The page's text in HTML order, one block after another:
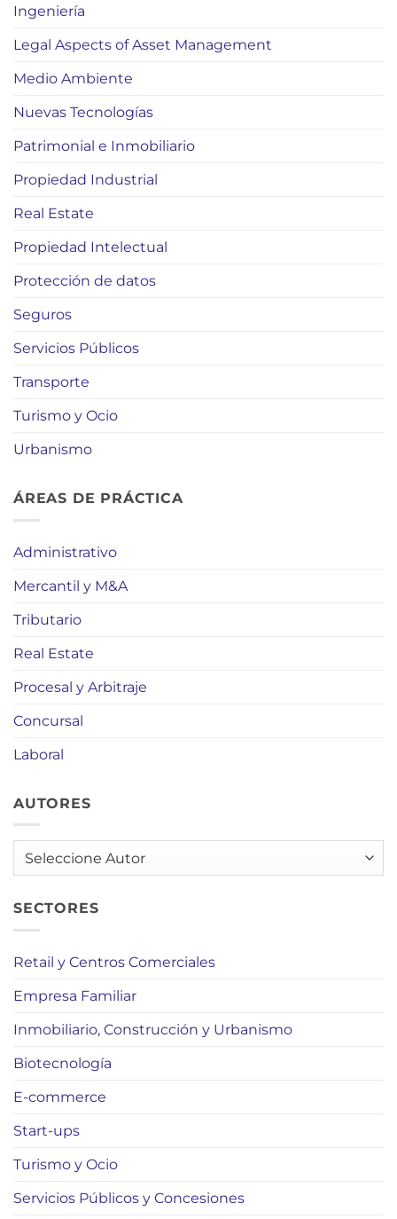
Ingeniería
Legal Aspects of Asset Management
Medio Ambiente
Nuevas Tecnologías
Patrimonial e Inmobiliario
Propiedad Industrial
Real Estate
Propiedad Intelectual
Protección de datos
Seguros
Servicios Públicos
Transporte
Turismo y Ocio
Urbanismo
ÁREAS DE PRÁCTICA
Administrativo
Mercantil y M&A
Tributario
Real Estate
Procesal y Arbitraje
Concursal
Laboral
AUTORES
AUTORES
SECTORES
Retail y Centros Comerciales
Empresa Familiar
Inmobiliario, Construcción y Urbanismo
Biotecnología
E-commerce
Start-ups
Turismo y Ocio
Servicios Públicos y Concesiones